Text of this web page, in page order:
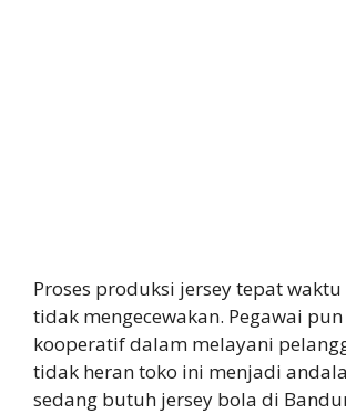
Proses produksi jersey tepat waktu
tidak mengecewakan. Pegawai
kooperatif dalam melayani
tidak heran toko ini menjadi
sedang butuh jersey bola di